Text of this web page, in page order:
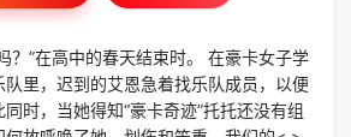
？”在高中的春天结束时。 在豪卡女子学
队里，迟到的艾恩急着找乐队成员，以便
时，当她得知“豪卡奇迹”托托还没有组